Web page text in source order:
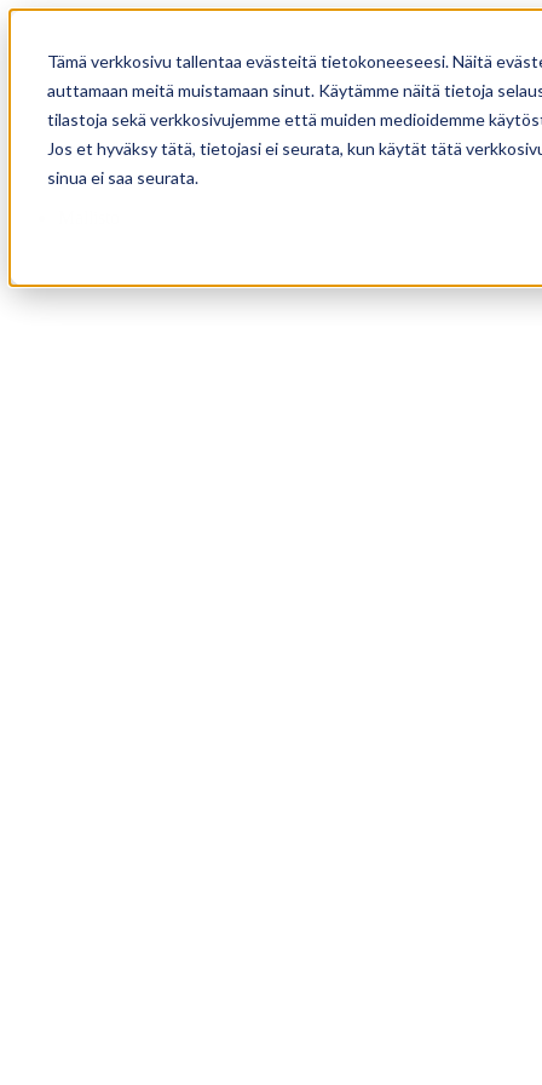
Tämä verkkosivu tallentaa evästeitä tietokoneeseesi. Näitä
auttamaan meitä muistamaan sinut. Käytämme näitä tietoja
tilastoja sekä verkkosivujemme että muiden medioidemme
Jos et hyväksy tätä, tietojasi ei seurata, kun käytät tätä
sinua ei saa seurata.